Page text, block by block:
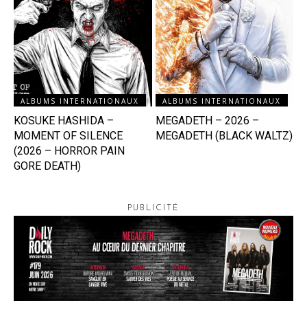
ALBUMS INTERNATIONAUX
KOSUKE HASHIDA –
MOMENT OF SILENCE
(2026 – HORROR PAIN
GORE DEATH)
ALBUMS INTERNATIONAUX
MEGADETH – 2026 –
MEGADETH (BLACK WALTZ)
PUBLICITÉ